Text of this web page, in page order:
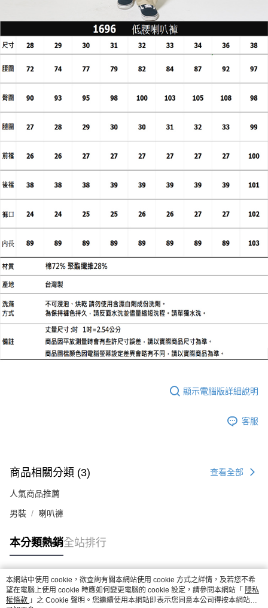
顯示電腦版詳細說明
客服
商品相關分類 (3) 查看全部
人氣商品推薦
男裝 喇叭褲
本分類熱銷全站排行
熱門標籤
本網站中使用 cookie，欲查詢有關本網站使用 cookie 方式之詳情，及若您不希
望在電腦上使用 cookie 時應如何變更電腦的 cookie 設定，請參閱本網站「 隱私
權條款 」之 Cookie 聲明。您繼續使用本網站即表示您同意本公司得按本網站使